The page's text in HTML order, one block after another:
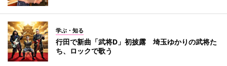
学ぶ・知る
行田で新曲「武将D」初披露 埼玉ゆかりの武将た
ち、ロックで歌う